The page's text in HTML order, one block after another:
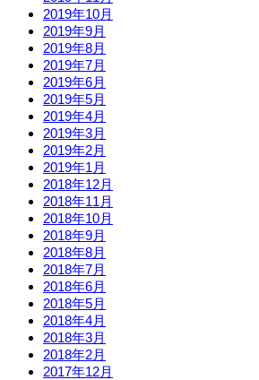
2019年10月
2019年9月
2019年8月
2019年7月
2019年6月
2019年5月
2019年4月
2019年3月
2019年2月
2019年1月
2018年12月
2018年11月
2018年10月
2018年9月
2018年8月
2018年7月
2018年6月
2018年5月
2018年4月
2018年3月
2018年2月
2017年12月